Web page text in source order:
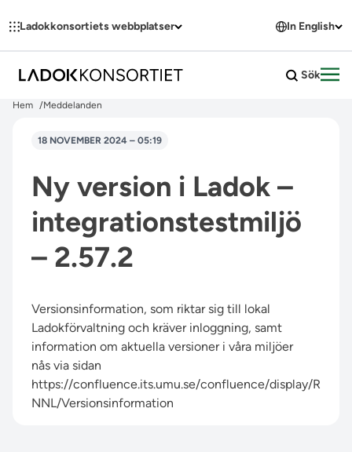
Ladokkonsortiets webbplatser In English
Sök
Hem Meddelanden
18 NOVEMBER 2024 – 05:19
Ny version i Ladok –
integrationstestmiljö
– 2.57.2
Versionsinformation, som riktar sig till lokal
Ladokförvaltning och kräver inloggning, samt
information om aktuella versioner i våra miljöer
nås via sidan
https://confluence.its.umu.se/confluence/display/R
NNL/Versionsinformation